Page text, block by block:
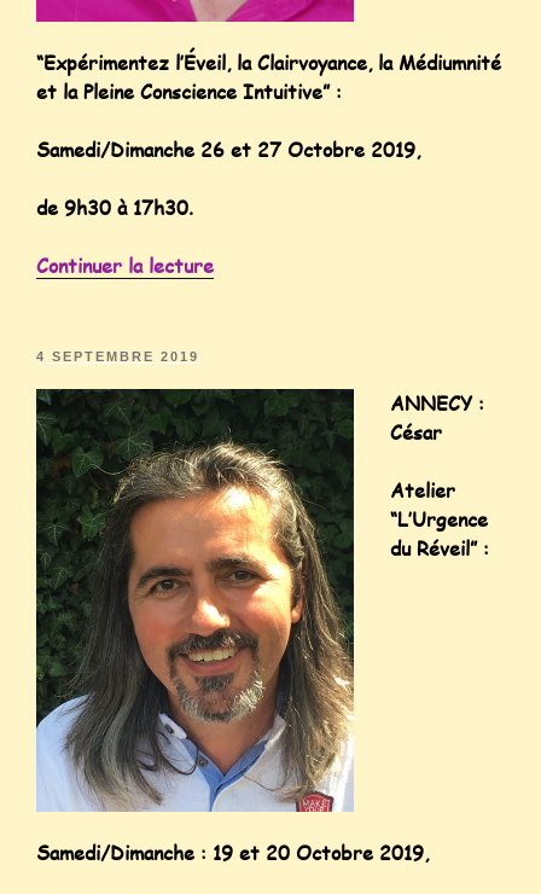
“Expérimentez l’Éveil, la Clairvoyance, la Médiumnité
et la Pleine Conscience Intuitive” :
Samedi/Dimanche 26 et 27 Octobre 2019,
de 9h30 à 17h30.
Continuer la lecture
4 SEPTEMBRE 2019
ANNECY :
César
Atelier
“L’Urgence
du Réveil” :
Samedi/Dimanche : 19 et 20 Octobre 2019,